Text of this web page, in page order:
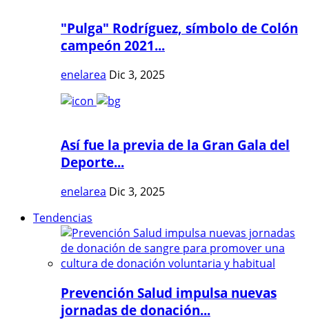
"Pulga" Rodríguez, símbolo de Colón
campeón 2021...
enelarea Dic 3, 2025
Así fue la previa de la Gran Gala del
Deporte...
enelarea Dic 3, 2025
Tendencias
Prevención Salud impulsa nuevas
jornadas de donación...